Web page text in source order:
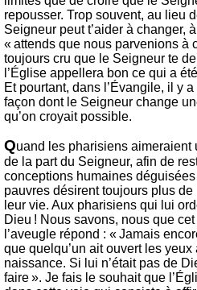
repousser. Trop souvent, au lieu
Seigneur peut t’aider à changer,
« attends que nous parvenions à
toujours cru que le Seigneur te
l’Église appellera bon ce qui a
Et pourtant, dans l’Évangile, il y
façon dont le Seigneur change
qu’on croyait possible.
Quand les pharisiens aimeraient
de la part du Seigneur, afin de
conceptions humaines
pauvres désirent toujours plus
leur vie. Aux pharisiens qui lui
Dieu ! Nous savons, nous que
l’aveugle répond : « Jamais
que quelqu’un ait ouvert les
naissance. Si lui n’était pas de
faire ». Je fais le souhait que